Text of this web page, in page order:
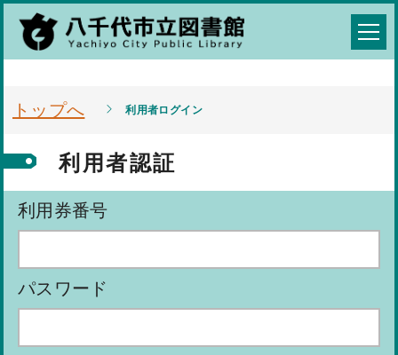
トップへ 利用者ログイン
利用者認証
利用券番号
パスワード